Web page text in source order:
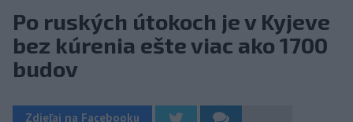
Po ruských útokoch je v Kyjeve
bez kúrenia ešte viac ako 1700
budov
Zdieľaj na Facebooku